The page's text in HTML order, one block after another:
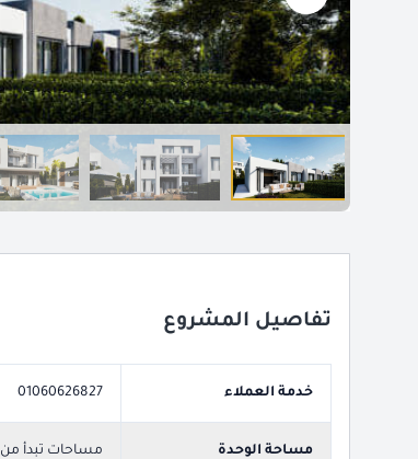
تفاصيل المشروع
خدمة العملاء 01060626827
مساحة الوحدة مساحات تبدأ من 140 م²